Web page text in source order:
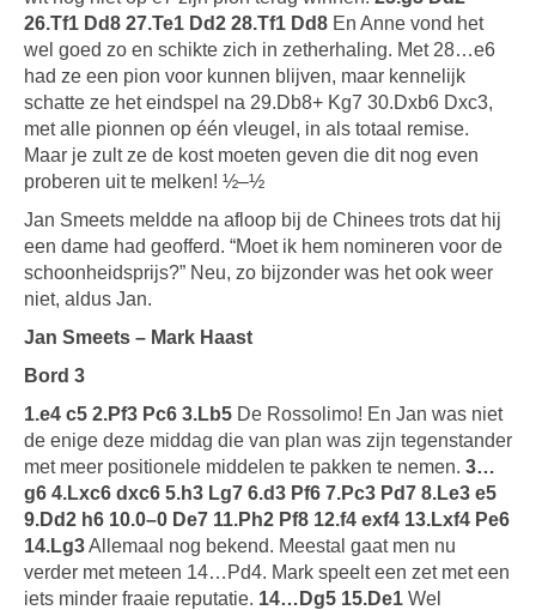
26.Tf1 Dd8 27.Te1 Dd2 28.Tf1 Dd8 En Anne vond het
wel goed zo en schikte zich in zetherhaling. Met 28…e6
had ze een pion voor kunnen blijven, maar kennelijk
schatte ze het eindspel na 29.Db8+ Kg7 30.Dxb6 Dxc3,
met alle pionnen op één vleugel, in als totaal remise.
Maar je zult ze de kost moeten geven die dit nog even
proberen uit te melken! ½–½
Jan Smeets meldde na afloop bij de Chinees trots dat hij
een dame had geofferd. “Moet ik hem nomineren voor de
schoonheidsprijs?” Neu, zo bijzonder was het ook weer
niet, aldus Jan.
Jan Smeets – Mark Haast
Bord 3
1.e4 c5 2.Pf3 Pc6 3.Lb5 De Rossolimo! En Jan was niet
de enige deze middag die van plan was zijn tegenstander
met meer positionele middelen te pakken te nemen. 3…
g6 4.Lxc6 dxc6 5.h3 Lg7 6.d3 Pf6 7.Pc3 Pd7 8.Le3 e5
9.Dd2 h6 10.0–0 De7 11.Ph2 Pf8 12.f4 exf4 13.Lxf4 Pe6
14.Lg3Allemaal nog bekend. Meestal gaat men nu
verder met meteen 14…Pd4. Mark speelt een zet met een
iets minder fraaie reputatie. 14…Dg5 15.De1 Wel